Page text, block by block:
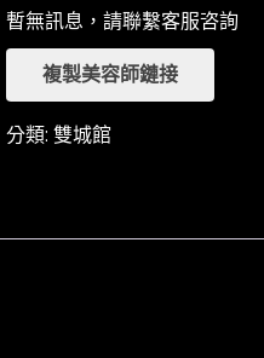
暫無訊息，請聯繫客服咨詢
複製美容師鏈接
分類: 雙城館